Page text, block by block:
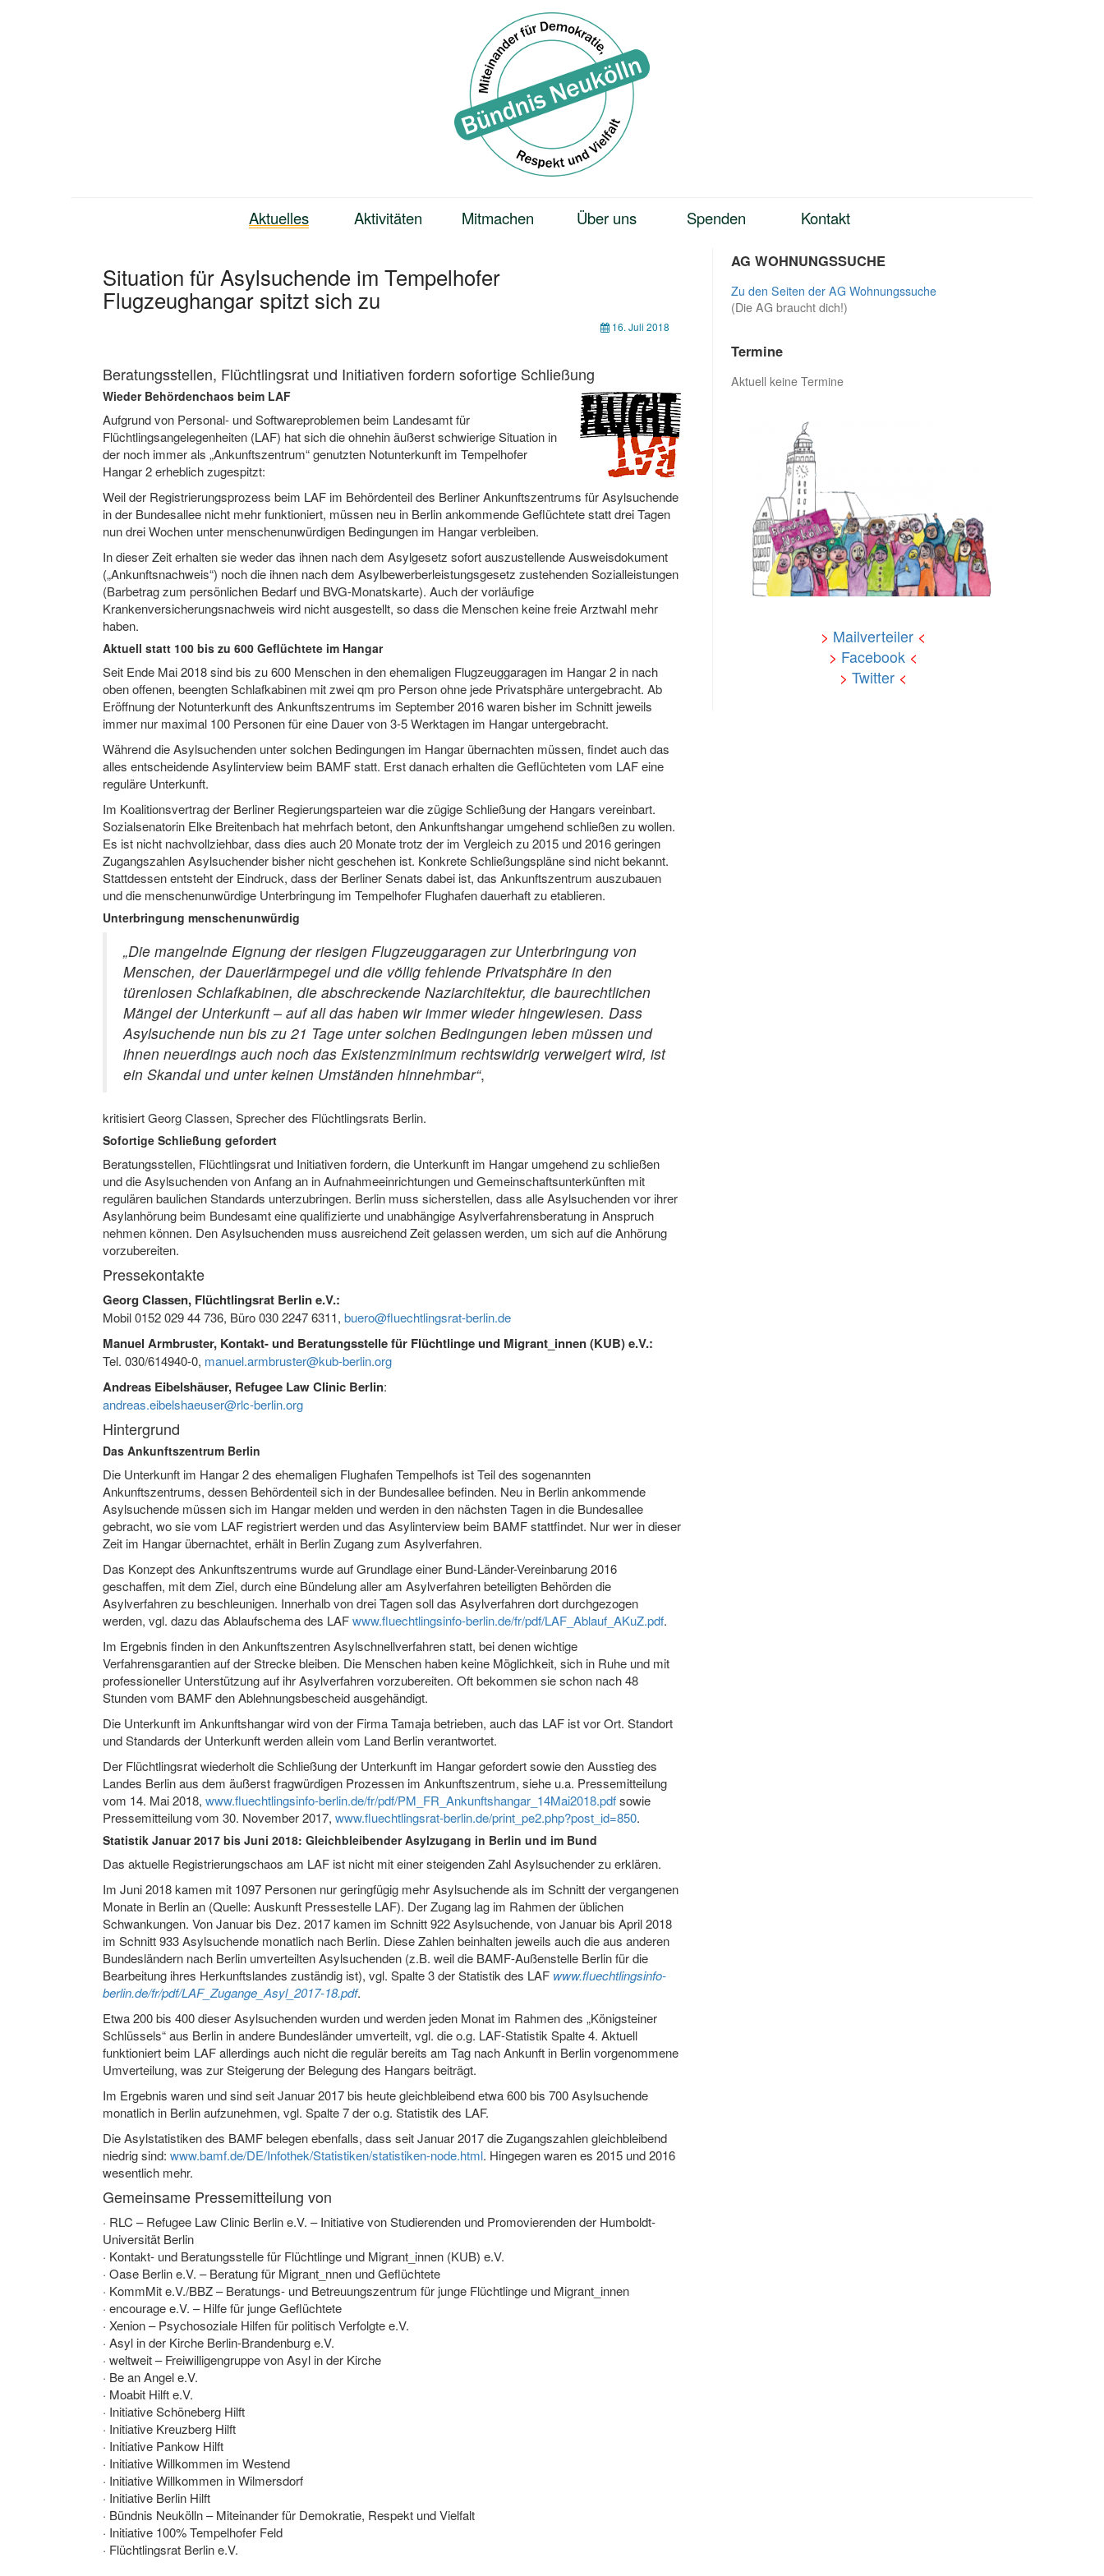
Aktuelles Aktivitäten Mitmachen Über uns Spenden Kontakt
Situation für Asylsuchende im Tempelhofer
Flugzeughangar spitzt sich zu
16. Juli 2018
Beratungsstellen, Flüchtlingsrat und Initiativen fordern sofortige Schließung
Wieder Behördenchaos beim LAF
Aufgrund von Personal- und Softwareproblemen beim Landesamt für
Flüchtlingsangelegenheiten (LAF) hat sich die ohnehin äußerst schwierige Situation in
der noch immer als „Ankunftszentrum“ genutzten Notunterkunft im Tempelhofer
Hangar 2 erheblich zugespitzt:
Weil der Registrierungsprozess beim LAF im Behördenteil des Berliner Ankunftszentrums für Asylsuchende
in der Bundesallee nicht mehr funktioniert, müssen neu in Berlin ankommende Geflüchtete statt drei Tagen
nun drei Wochen unter menschenunwürdigen Bedingungen im Hangar verbleiben.
In dieser Zeit erhalten sie weder das ihnen nach dem Asylgesetz sofort auszustellende Ausweisdokument
(„Ankunftsnachweis“) noch die ihnen nach dem Asylbewerberleistungsgesetz zustehenden Sozialleistungen
(Barbetrag zum persönlichen Bedarf und BVG-Monatskarte). Auch der vorläufige
Krankenversicherungsnachweis wird nicht ausgestellt, so dass die Menschen keine freie Arztwahl mehr
haben.
Aktuell statt 100 bis zu 600 Geflüchtete im Hangar
Seit Ende Mai 2018 sind bis zu 600 Menschen in den ehemaligen Flugzeuggaragen im Hangar 2 in nach
oben offenen, beengten Schlafkabinen mit zwei qm pro Person ohne jede Privatsphäre untergebracht. Ab
Eröffnung der Notunterkunft des Ankunftszentrums im September 2016 waren bisher im Schnitt jeweils
immer nur maximal 100 Personen für eine Dauer von 3-5 Werktagen im Hangar untergebracht.
Während die Asylsuchenden unter solchen Bedingungen im Hangar übernachten müssen, findet auch das
alles entscheidende Asylinterview beim BAMF statt. Erst danach erhalten die Geflüchteten vom LAF eine
reguläre Unterkunft.
Im Koalitionsvertrag der Berliner Regierungsparteien war die zügige Schließung der Hangars vereinbart.
Sozialsenatorin Elke Breitenbach hat mehrfach betont, den Ankunftshangar umgehend schließen zu wollen.
Es ist nicht nachvollziehbar, dass dies auch 20 Monate trotz der im Vergleich zu 2015 und 2016 geringen
Zugangszahlen Asylsuchender bisher nicht geschehen ist. Konkrete Schließungspläne sind nicht bekannt.
Stattdessen entsteht der Eindruck, dass der Berliner Senats dabei ist, das Ankunftszentrum auszubauen
und die menschenunwürdige Unterbringung im Tempelhofer Flughafen dauerhaft zu etablieren.
Unterbringung menschenunwürdig
„Die mangelnde Eignung der riesigen Flugzeuggaragen zur Unterbringung von
Menschen, der Dauerlärmpegel und die völlig fehlende Privatsphäre in den
türenlosen Schlafkabinen, die abschreckende Naziarchitektur, die baurechtlichen
Mängel der Unterkunft – auf all das haben wir immer wieder hingewiesen. Dass
Asylsuchende nun bis zu 21 Tage unter solchen Bedingungen leben müssen und
ihnen neuerdings auch noch das Existenzminimum rechtswidrig verweigert wird, ist
ein Skandal und unter keinen Umständen hinnehmbar“,
kritisiert Georg Classen, Sprecher des Flüchtlingsrats Berlin.
Sofortige Schließung gefordert
Beratungsstellen, Flüchtlingsrat und Initiativen fordern, die Unterkunft im Hangar umgehend zu schließen
und die Asylsuchenden von Anfang an in Aufnahmeeinrichtungen und Gemeinschaftsunterkünften mit
regulären baulichen Standards unterzubringen. Berlin muss sicherstellen, dass alle Asylsuchenden vor ihrer
Asylanhörung beim Bundesamt eine qualifizierte und unabhängige Asylverfahrensberatung in Anspruch
nehmen können. Den Asylsuchenden muss ausreichend Zeit gelassen werden, um sich auf die Anhörung
vorzubereiten.
Pressekontakte
Georg Classen, Flüchtlingsrat Berlin e.V.:
Mobil 0152 029 44 736, Büro 030 2247 6311, buero@fluechtlingsrat-berlin.de
Manuel Armbruster, Kontakt- und Beratungsstelle für Flüchtlinge und Migrant_innen (KUB) e.V.:
Tel. 030/614940-0, manuel.armbruster@kub-berlin.org
Andreas Eibelshäuser, Refugee Law Clinic Berlin:
andreas.eibelshaeuser@rlc-berlin.org
Hintergrund
Das Ankunftszentrum Berlin
Die Unterkunft im Hangar 2 des ehemaligen Flughafen Tempelhofs ist Teil des sogenannten
Ankunftszentrums, dessen Behördenteil sich in der Bundesallee befinden. Neu in Berlin ankommende
Asylsuchende müssen sich im Hangar melden und werden in den nächsten Tagen in die Bundesallee
gebracht, wo sie vom LAF registriert werden und das Asylinterview beim BAMF stattfindet. Nur wer in dieser
Zeit im Hangar übernachtet, erhält in Berlin Zugang zum Asylverfahren.
Das Konzept des Ankunftszentrums wurde auf Grundlage einer Bund-Länder-Vereinbarung 2016
geschaffen, mit dem Ziel, durch eine Bündelung aller am Asylverfahren beteiligten Behörden die
Asylverfahren zu beschleunigen. Innerhalb von drei Tagen soll das Asylverfahren dort durchgezogen
werden, vgl. dazu das Ablaufschema des LAFwww.fluechtlingsinfo-berlin.de/fr/pdf/LAF_Ablauf_AKuZ.pdf.
Im Ergebnis finden in den Ankunftszentren Asylschnellverfahren statt, bei denen wichtige
Verfahrensgarantien auf der Strecke bleiben. Die Menschen haben keine Möglichkeit, sich in Ruhe und mit
professioneller Unterstützung auf ihr Asylverfahren vorzubereiten. Oft bekommen sie schon nach 48
Stunden vom BAMF den Ablehnungsbescheid ausgehändigt.
Die Unterkunft im Ankunftshangar wird von der Firma Tamaja betrieben, auch das LAF ist vor Ort. Standort
und Standards der Unterkunft werden allein vom Land Berlin verantwortet.
Der Flüchtlingsrat wiederholt die Schließung der Unterkunft im Hangar gefordert sowie den Ausstieg des
Landes Berlin aus dem äußerst fragwürdigen Prozessen im Ankunftszentrum, siehe u.a. Pressemitteilung
vom 14. Mai 2018, www.fluechtlingsinfo-berlin.de/fr/pdf/PM_FR_Ankunftshangar_14Mai2018.pdfsowie
Pressemitteilung vom 30. November 2017, www.fluechtlingsrat-berlin.de/print_pe2.php?post_id=850.
Statistik Januar 2017 bis Juni 2018: Gleichbleibender Asylzugang in Berlin und im Bund
Das aktuelle Registrierungschaos am LAF ist nicht mit einer steigenden Zahl Asylsuchender zu erklären.
Im Juni 2018 kamen mit 1097 Personen nur geringfügig mehr Asylsuchende als im Schnitt der vergangenen
Monate in Berlin an (Quelle: Auskunft Pressestelle LAF). Der Zugang lag im Rahmen der üblichen
Schwankungen. Von Januar bis Dez. 2017 kamen im Schnitt 922 Asylsuchende, von Januar bis April 2018
im Schnitt 933 Asylsuchende monatlich nach Berlin. Diese Zahlen beinhalten jeweils auch die aus anderen
Bundesländern nach Berlin umverteilten Asylsuchenden (z.B. weil die BAMF-Außenstelle Berlin für die
Bearbeitung ihres Herkunftslandes zuständig ist), vgl. Spalte 3 der Statistik des LAF www.fluechtlingsinfo-
berlin.de/fr/pdf/LAF_Zugange_Asyl_2017-18.pdf.
Etwa 200 bis 400 dieser Asylsuchenden wurden und werden jeden Monat im Rahmen des „Königsteiner
Schlüssels“ aus Berlin in andere Bundesländer umverteilt, vgl. die o.g. LAF-Statistik Spalte 4. Aktuell
funktioniert beim LAF allerdings auch nicht die regulär bereits am Tag nach Ankunft in Berlin vorgenommene
Umverteilung, was zur Steigerung der Belegung des Hangars beiträgt.
Im Ergebnis waren und sind seit Januar 2017 bis heute gleichbleibend etwa 600 bis 700 Asylsuchende
monatlich in Berlin aufzunehmen, vgl. Spalte 7 der o.g. Statistik des LAF.
Die Asylstatistiken des BAMF belegen ebenfalls, dass seit Januar 2017 die Zugangszahlen gleichbleibend
niedrig sind: www.bamf.de/DE/Infothek/Statistiken/statistiken-node.html. Hingegen waren es 2015 und 2016
wesentlich mehr.
Gemeinsame Pressemitteilung von
· RLC – Refugee Law Clinic Berlin e.V. – Initiative von Studierenden und Promovierenden der Humboldt-
Universität Berlin
· Kontakt- und Beratungsstelle für Flüchtlinge und Migrant_innen (KUB) e.V.
· Oase Berlin e.V. – Beratung für Migrant_nnen und Geflüchtete
· KommMit e.V./BBZ – Beratungs- und Betreuungszentrum für junge Flüchtlinge und Migrant_innen
· encourage e.V. – Hilfe für junge Geflüchtete
· Xenion – Psychosoziale Hilfen für politisch Verfolgte e.V.
· Asyl in der Kirche Berlin-Brandenburg e.V.
· weltweit – Freiwilligengruppe von Asyl in der Kirche
· Be an Angel e.V.
· Moabit Hilft e.V.
· Initiative Schöneberg Hilft
· Initiative Kreuzberg Hilft
· Initiative Pankow Hilft
· Initiative Willkommen im Westend
· Initiative Willkommen in Wilmersdorf
· Initiative Berlin Hilft
· Bündnis Neukölln – Miteinander für Demokratie, Respekt und Vielfalt
· Initiative 100% Tempelhofer Feld
· Flüchtlingsrat Berlin e.V.
AG WOHNUNGSSUCHE
Zu den Seiten der AG Wohnungssuche
(Die AG braucht dich!)
Termine
Aktuell keine Termine
> Mailverteiler <
> Facebook <
> Twitter <